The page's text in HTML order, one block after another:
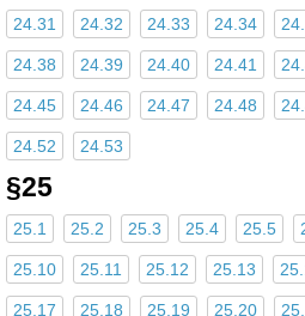
24.31 24.32 24.33 24.34
24.38 24.39 24.40 24.41
24.45 24.46 24.47 24.48
24.52 24.53
§25
25.1 25.2 25.3 25.4 25.5
25.10 25.11 25.12 25.13
25.17 25.18 25.19 25.20